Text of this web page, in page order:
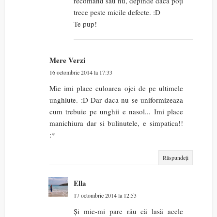
trece peste micile defecte. :D
Te pup!
Mere Verzi
16 octombrie 2014 la 17:33
Mie imi place culoarea ojei de pe ultimele
unghiute. :D Dar daca nu se uniformizeaza
cum trebuie pe unghii e nasol... Imi place
manichiura dar si bulinutele, e simpatica!!
:*
Răspundeți
Ella
17 octombrie 2014 la 12:53
Și mie-mi pare rău că lasă acele